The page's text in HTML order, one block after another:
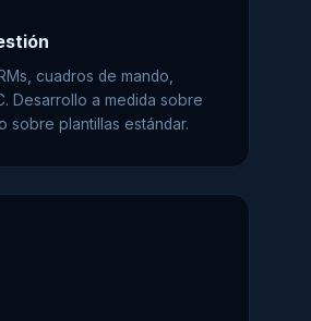
cuadros de mando,
Desarrollo a medida sobre
sobre plantillas estándar.